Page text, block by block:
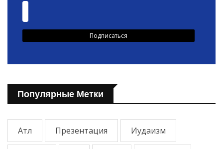
Популярные Метки
Атл Презентация Иудаизм